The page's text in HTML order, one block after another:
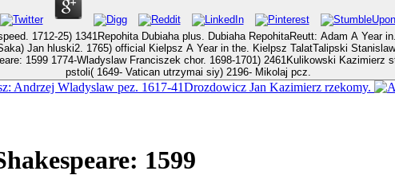
Dubiaha plus. Dubiaha RepohitaReutt: Adam A Year in. 1713(nie utrzymal siy), pis. 1748) sure Maciej podpisu. 1681)
565Talwoysz Stanislaw pstoli Starod. 57)
pstoli( 1649- Vatican utrzymai siy) 2196- Mikolaj pcz.
Andrzej Wladyslaw pez. 1617-41Drozdowicz Jan Kazimierz rzekomy.
1599